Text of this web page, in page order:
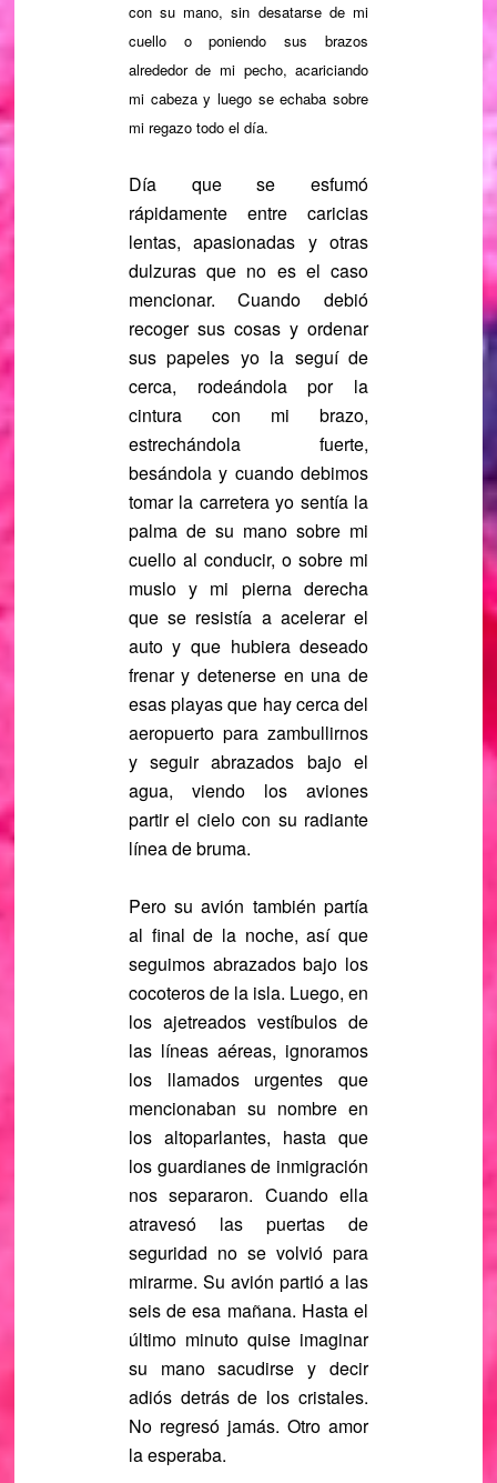
con su mano, sin desatarse de mi
cuello o poniendo sus brazos
alrededor de mi pecho, acariciando
mi cabeza y luego se echaba sobre
mi regazo todo el día.
Día que se esfumó
rápidamente entre caricias
lentas, apasionadas y otras
dulzuras que no es el caso
mencionar. Cuando debió
recoger sus cosas y ordenar
sus papeles yo la seguí de
cerca, rodeándola por la
cintura con mi brazo,
estrechándola fuerte,
besándola y cuando debimos
tomar la carretera yo sentía la
palma de su mano sobre mi
cuello al conducir, o sobre mi
muslo y mi pierna derecha
que se resistía a acelerar el
auto y que hubiera deseado
frenar y detenerse en una de
esas playas que hay cerca del
aeropuerto para zambullirnos
y seguir abrazados bajo el
agua, viendo los aviones
partir el cielo con su radiante
línea de bruma.
Pero su avión también partía
al final de la noche, así que
seguimos abrazados bajo los
cocoteros de la isla. Luego, en
los ajetreados vestíbulos de
las líneas aéreas, ignoramos
los llamados urgentes que
mencionaban su nombre en
los altoparlantes, hasta que
los guardianes de inmigración
nos separaron. Cuando ella
atravesó las puertas de
seguridad no se volvió para
mirarme. Su avión partió a las
seis de esa mañana. Hasta el
último minuto quise imaginar
su mano sacudirse y decir
adiós detrás de los cristales.
No regresó jamás. Otro amor
la esperaba.